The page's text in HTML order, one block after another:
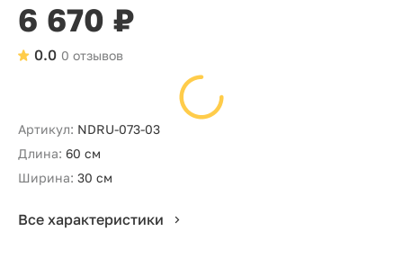
6 670 ₽
0 отзывов
0.0
Артикул: NDRU-073-03
Длина: 60 см
Ширина: 30 см
Все характеристики